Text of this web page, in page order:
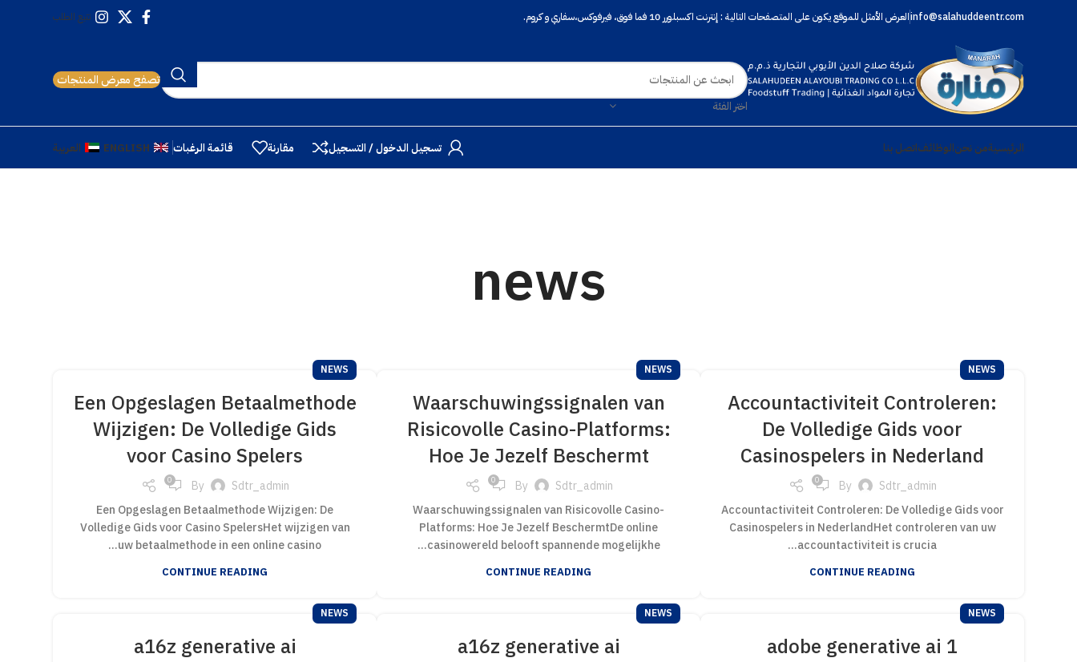
info@salahuddeentr.comالعرض الأمثل للموقع يكون على المتصفحات التالية : إنترنت اكسبلورر 10 فما فوق، فيرفوكس،سفاري و كروم. تتبع الطلب
اختر الفئة
تصفح معرض المنتجات
الرئيسيةمن نحنالوظائفاتصل بنا تسجيل الدخول / التسجيل مقارنة قائمة الرغبات ENGLISH العربية
news
NEWS
Accountactiviteit Controleren:
De Volledige Gids voor
Casinospelers in Nederland
By Sdtr_admin
0
Accountactiviteit Controleren: De Volledige Gids voor
Casinospelers in NederlandHet controleren van uw
accountactiviteit is crucia...
CONTINUE READING
NEWS
Waarschuwingssignalen van
Risicovolle Casino-Platforms:
Hoe Je Jezelf Beschermt
By Sdtr_admin
0
Waarschuwingssignalen van Risicovolle Casino-
Platforms: Hoe Je Jezelf BeschermtDe online
casinowereld belooft spannende mogelijkhe...
CONTINUE READING
NEWS
Een Opgeslagen Betaalmethode
Wijzigen: De Volledige Gids
voor Casino Spelers
By Sdtr_admin
0
Een Opgeslagen Betaalmethode Wijzigen: De
Volledige Gids voor Casino SpelersHet wijzigen van
uw betaalmethode in een online casino...
CONTINUE READING
NEWS
adobe generative ai 1
NEWS
a16z generative ai
NEWS
a16z generative ai